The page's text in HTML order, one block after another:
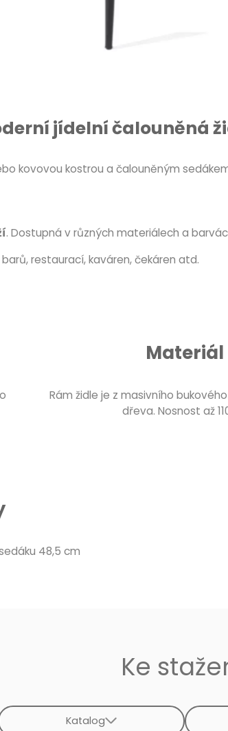
jídelní čalouněná
kovovou kostrou a čalouněným
. Dostupná v různých materiálech a
restaurací, kaváren, čekáren atd.
Materiál
Rám židle je z masivního
dřeva. Nosnost až
48,5 cm
Ke
Katalog